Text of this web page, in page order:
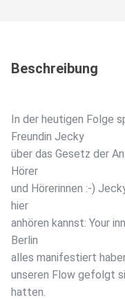
Beschreibung
In der heutigen Folge
Freundin Jecky
über das Gesetz der
Hörer
und Hörerinnen :-)
hier
anhören kannst: Your
Berlin
alles manifestiert
unseren Flow gefolgt
hatten.